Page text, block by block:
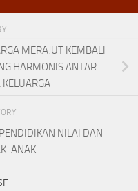
MERAJUT KEMBALI
HARMONIS ANTAR
NILAI DAN
ANAK